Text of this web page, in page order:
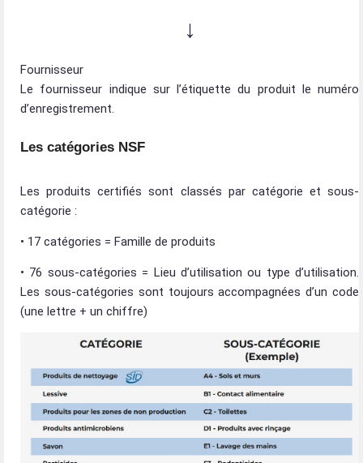
↓
Fournisseur
Le fournisseur indique sur l’étiquette du produit le numéro
d’enregistrement.
Les catégories NSF
Les produits certifiés sont classés par catégorie et sous-
catégorie :
• 17 catégories = Famille de produits
• 76 sous-catégories = Lieu d’utilisation ou type d’utilisation.
Les sous-catégories sont toujours accompagnées d’un code
(une lettre + un chiffre)